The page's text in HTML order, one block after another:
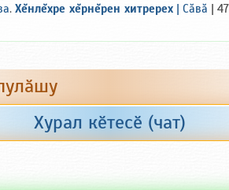
. Хĕнлĕхре хĕрнĕрен хитререх | Сăвă |
+500
Хурал кӗтесӗ (чат)